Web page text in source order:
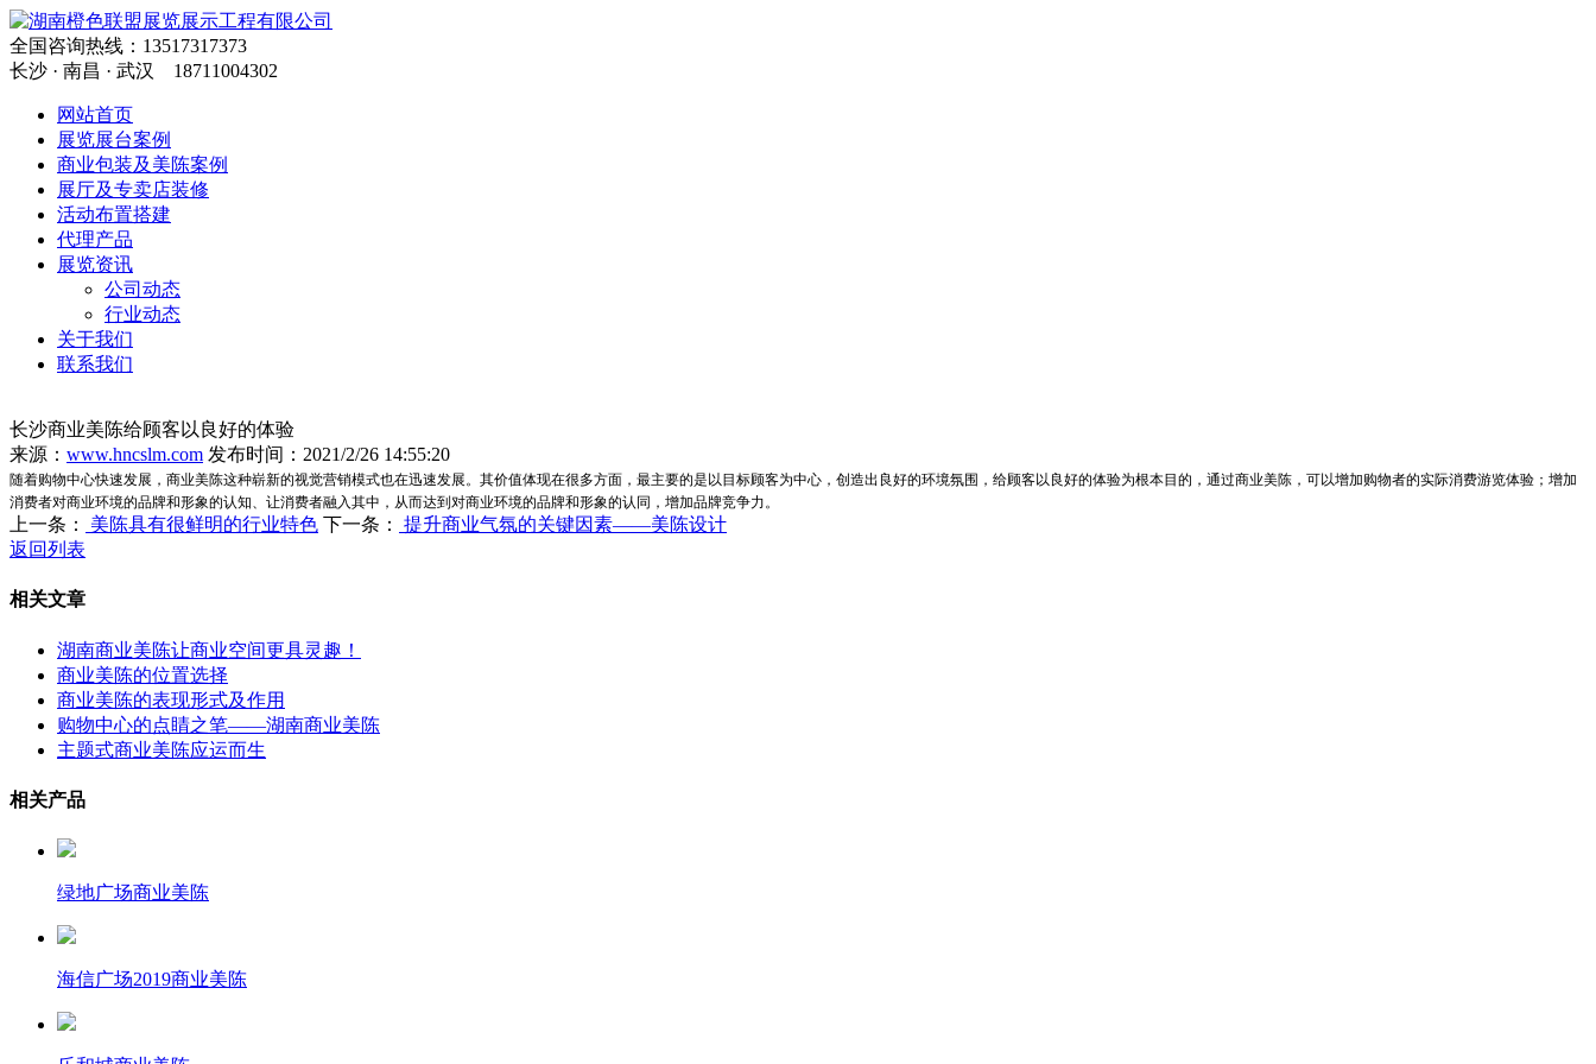
全国咨询热线：13517317373
长沙 · 南昌 · 武汉 18711004302
网站首页
展览展台案例
商业包装及美陈案例
展厅及专卖店装修
活动布置搭建
代理产品
展览资讯
公司动态
行业动态
关于我们
联系我们
长沙商业美陈给顾客以良好的体验
来源： www.hncslm.com 发布时间：2021/2/26 14:55:20
随着购物中心快速发展，商业美陈这种崭新的视觉营销模式也在迅速发展。其价值体现在很多方面，最主要的是以目标顾客为中心，创造出良好的环境氛围，给顾客以良好的体验为根本目的，通过商业美陈，可以增加购物者的实际消费游览体验；增加
消费者对商业环境的品牌和形象的认知、让消费者融入其中，从而达到对商业环境的品牌和形象的认同，增加品牌竞争力。
上一条： 美陈具有很鲜明的行业特色 下一条：
提升商业气氛的关键因素——美陈设计
返回列表
相关文章
湖南商业美陈让商业空间更具灵趣！
商业美陈的位置选择
商业美陈的表现形式及作用
购物中心的点睛之笔——湖南商业美陈
主题式商业美陈应运而生
相关产品
绿地广场商业美陈
海信广场2019商业美陈